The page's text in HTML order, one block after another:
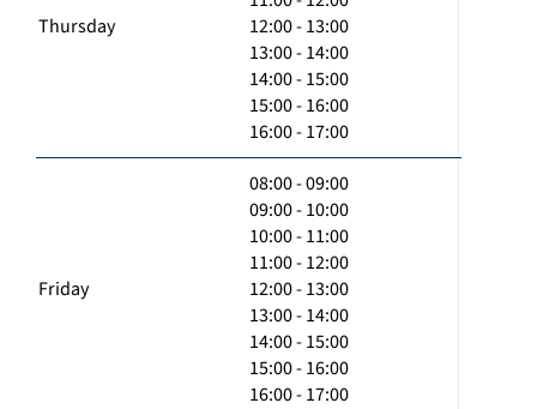
Thursday
12:00 - 13:00
13:00 - 14:00
14:00 - 15:00
15:00 - 16:00
16:00 - 17:00
Friday
08:00 - 09:00
09:00 - 10:00
10:00 - 11:00
11:00 - 12:00
12:00 - 13:00
13:00 - 14:00
14:00 - 15:00
15:00 - 16:00
16:00 - 17:00